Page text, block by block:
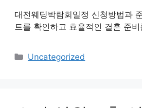
대전웨딩박람회일정 신청방법과
트를 확인하고 효율적인 결혼 준
카
Uncategorized